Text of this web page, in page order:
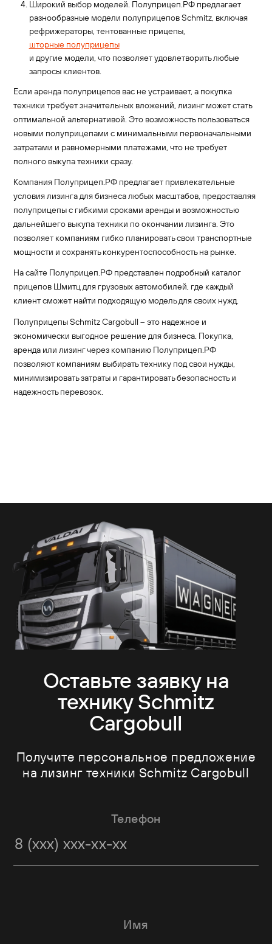
Широкий выбор моделей. Полуприцеп.РФ предлагает
разнообразные модели полуприцепов Schmitz, включая
рефрижераторы, тентованные прицепы,
шторные полуприцепы
и другие модели, что позволяет удовлетворить любые
запросы клиентов.
Если аренда полуприцепов вас не устраивает, а покупка
техники требует значительных вложений, лизинг может стать
оптимальной альтернативой. Это возможность пользоваться
новыми полуприцепами с минимальными первоначальными
затратами и равномерными платежами, что не требует
полного выкупа техники сразу.
Компания Полуприцеп.РФ предлагает привлекательные
условия лизинга для бизнеса любых масштабов, предоставляя
полуприцепы с гибкими сроками аренды и возможностью
дальнейшего выкупа техники по окончании лизинга. Это
позволяет компаниям гибко планировать свои транспортные
мощности и сохранять конкурентоспособность на рынке.
На сайте Полуприцеп.РФ представлен подробный каталог
прицепов Шмитц для грузовых автомобилей, где каждый
клиент сможет найти подходящую модель для своих нужд.
Полуприцепы Schmitz Cargobull – это надежное и
экономически выгодное решение для бизнеса. Покупка,
аренда или лизинг через компанию Полуприцеп.РФ
позволяют компаниям выбирать технику под свои нужды,
минимизировать затраты и гарантировать безопасность и
надежность перевозок.
Оставьте заявку на
технику Schmitz
Cargobull
Получите персональное предложение
на лизинг техники Schmitz Cargobull
Телефон
Имя